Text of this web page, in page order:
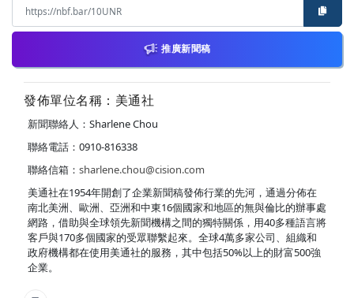
推廣新聞稿
發佈單位名稱：美通社
新聞聯絡人：Sharlene Chou
聯絡電話：0910-816338
聯絡信箱： sharlene.chou@cision.com
美通社在1954年開創了企業新聞稿發佈行業的先河，通過分佈在
南北美洲、歐洲、亞洲和中東16個國家和地區的無與倫比的辦事處
網路，借助與全球領先新聞機構之間的獨特關係，用40多種語言將
客戶與170多個國家的受眾聯繫起來。全球4萬多家公司、組織和
政府機構都在使用美通社的服務，其中包括50%以上的財富500強
企業。